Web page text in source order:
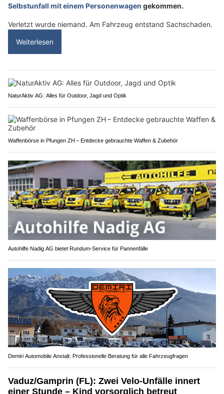
Selbstunfall mit einem Personenwagen gekommen.
Verletzt wurde niemand. Am Fahrzeug entstand Sachschaden.
Weiterlesen
NaturAktiv AG: Alles für Outdoor, Jagd und Optik
Waffenbörse in Pfungen ZH – Entdecke gebrauchte Waffen & Zubehör
Autohilfe Nadig AG bietet Rundum‑Service für Pannenfälle
Demiri Automobile Anstalt: Professionelle Beratung für alle Fahrzeugfragen
Vaduz/Gamprin (FL): Zwei Velo-Unfälle innert
einer Stunde – Kind vorsorglich betreut